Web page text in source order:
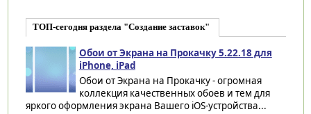
ТОП-сегодня раздела "Создание заставок"
Обои от Экрана на Прокачку 5.22.18 для
iPhone, iPad
Обои от Экрана на Прокачку - огромная
коллекция качественных обоев и тем для
яркого оформления экрана Вашего iOS-устройства...